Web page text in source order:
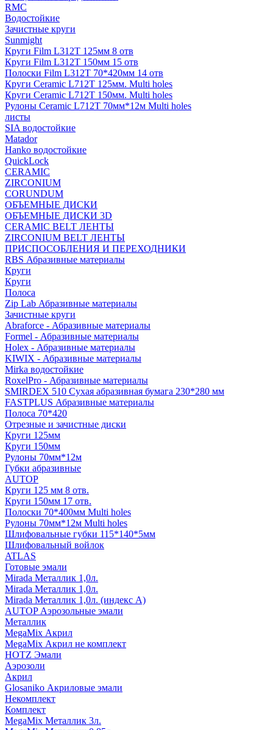
RMC
Водостойкие
Зачистные круги
Sunmight
Круги Film L312T 125мм 8 отв
Круги Film L312T 150мм 15 отв
Полоски Film L312T 70*420мм 14 отв
Круги Ceramic L712T 125мм. Multi holes
Круги Ceramic L712T 150мм. Multi holes
Рулоны Ceramic L712T 70мм*12м Multi holes
листы
SIA водостойкие
Matador
Hanko водостойкие
QuickLock
CERAMIC
ZIRCONIUM
СORUNDUM
ОБЪЕМНЫЕ ДИСКИ
ОБЪЕМНЫЕ ДИСКИ 3D
CERAMIC BELT ЛЕНТЫ
ZIRCONIUM BELT ЛЕНТЫ
ПРИСПОСОБЛЕНИЯ И ПЕРЕХОДНИКИ
RBS Абразивные материалы
Круги
Круги
Полоса
Zip Lab Абразивные материалы
Зачистные круги
Abraforce - Абразивные материалы
Formel - Абразивные материалы
Holex - Абразивные материалы
KIWIX - Абразивные материалы
Mirka водостойкие
RoxelPro - Абразивные материалы
SMIRDEX 510 Сухая абразивная бумага 230*280 мм
FASTPLUS Абразивные материалы
Полоса 70*420
Отрезные и зачистные диски
Круги 125мм
Круги 150мм
Рулоны 70мм*12м
Губки абразивные
AUTOP
Круги 125 мм 8 отв.
Круги 150мм 17 отв.
Полоски 70*400мм Multi holes
Рулоны 70мм*12м Multi holes
Шлифовальные губки 115*140*5мм
Шлифовальный войлок
ATLAS
Готовые эмали
Mirada Металлик 1,0л.
Mirada Металлик 1,0л.
Mirada Металлик 1,0л. (индекс А)
AUTOP Аэрозольные эмали
Металлик
MegaMix Акрил
MegaMix Акрил не комплект
HOTZ Эмали
Аэрозоли
Акрил
Glosaniko Акриловые эмали
Некомплект
Комплект
MegaMix Металлик 3л.